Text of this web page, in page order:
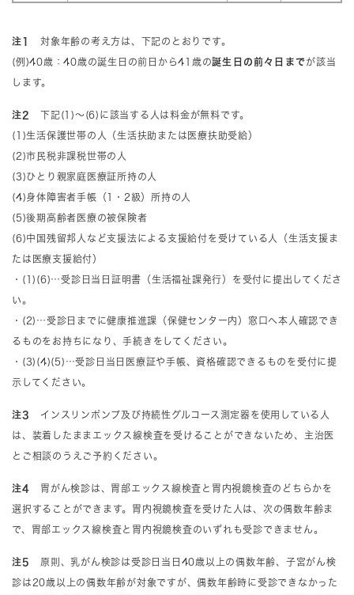
​注1 対象年齢の考え方は、下記のとおりです。
(例)40歳：40歳の誕生日の前日から41歳の誕生日の前々日までが該当
します。
注2 下記(1)～(6)に該当する人は料金が無料です。
(1)生活保護世帯の人（生活扶助または医療扶助受給）
(2)市民税非課税世帯の人
(3)ひとり親家庭医療証所持の人
(4)身体障害者手帳（1・2級）所持の人
(5)後期高齢者医療の被保険者
(6)中国残留邦人など支援法による支援給付を受けている人（生活支援ま
たは医療支援給付）
・(1)(6)…受診日​当日証明書（生活福祉課発行）を受付に提出してくださ
い。
・(2)…受診日までに健康推進課（保健センター内）窓口へ本人確認でき
るものをお持ちになり、手続きをしてください。
・(3)(4)(5)…受診日 当日医療証や手帳、資格確認できるものを受付に提
示​してください。
注3 インスリンポンプ及び持続性グルコース測定器を使用している人
は、装着したままエックス線検査を受けることができないため、主治医
とご相談のうえご予約ください。
注4 胃がん検診は、胃部エックス線検査と胃内視鏡検査のどちらかを
選択することができます。胃内視鏡検査を受けた人は、次の偶数年齢ま
で、胃部エックス線検査と胃内視鏡検査のいずれも受診できません。​
注5 原則、乳がん検診は受診日当日40歳以上の偶数年齢、子宮がん検
診は20歳以上の偶数年齢が対象ですが、偶数年齢時に受診できなかった